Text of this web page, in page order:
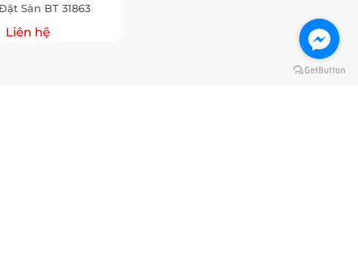
Sàn BT 31863
Liên hệ